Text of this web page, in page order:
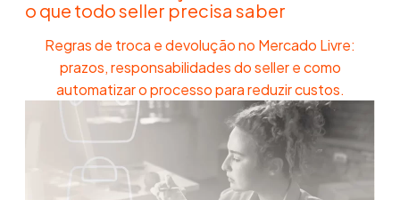
o que todo seller precisa saber
Regras de troca e devolução no Mercado Livre:
prazos, responsabilidades do seller e como
automatizar o processo para reduzir custos.